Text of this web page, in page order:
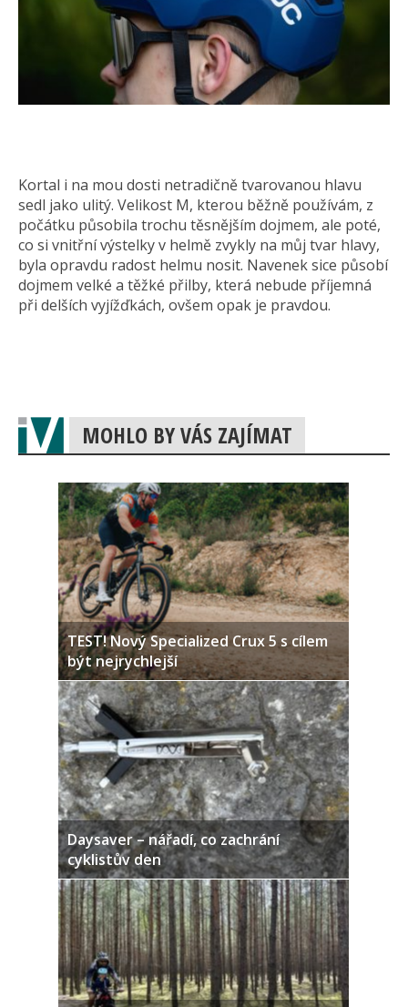
Kortal i na mou dosti netradičně tvarovanou hlavu
sedl jako ulitý. Velikost M, kterou běžně používám, z
počátku působila trochu těsnějším dojmem, ale poté,
co si vnitřní výstelky v helmě zvykly na můj tvar hlavy,
byla opravdu radost helmu nosit. Navenek sice působí
dojmem velké a těžké přilby, která nebude příjemná
při delších vyjížďkách, ovšem opak je pravdou.
MOHLO BY VÁS ZAJÍMAT
TEST! Nový Specialized Crux 5 s cílem
být nejrychlejší
Daysaver – nářadí, co zachrání
cyklistův den